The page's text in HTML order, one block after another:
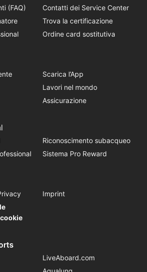
(FAQ)
Contatti dei Service Center
Trova la certificazione
Ordine card sostitutiva
Scarica l’App
Lavori nel mondo
Assicurazione
Riconoscimento subacqueo
Sistema Pro Reward
Imprint
LiveAboard.com